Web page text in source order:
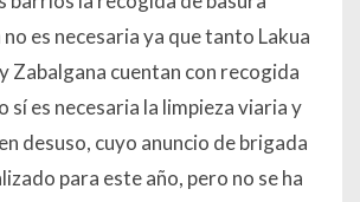
es necesaria ya que tanto Lakua
Zabalgana cuentan con recogida
sí es necesaria la limpieza viaria y
desuso, cuyo anuncio de brigada
para este año, pero no se ha